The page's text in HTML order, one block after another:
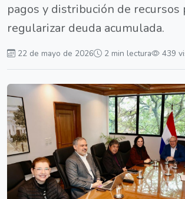
pagos y distribución de recursos
regularizar deuda acumulada.
22 de mayo de 2026 2 min lectura 439